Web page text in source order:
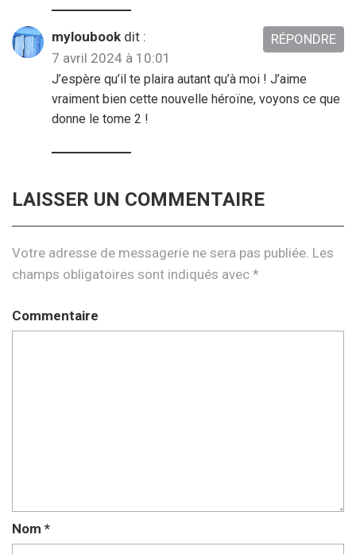
myloubook dit :
7 avril 2024 à 10:01
J’espère qu’il te plaira autant qu’à moi ! J’aime
vraiment bien cette nouvelle héroïne, voyons ce que
donne le tome 2 !
RÉPONDRE
LAISSER UN COMMENTAIRE
Votre adresse de messagerie ne sera pas publiée. Les
champs obligatoires sont indiqués avec *
Commentaire
Nom *